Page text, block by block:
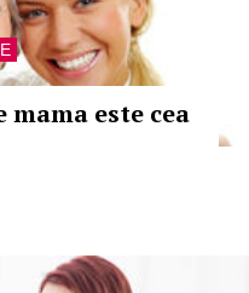
este cea